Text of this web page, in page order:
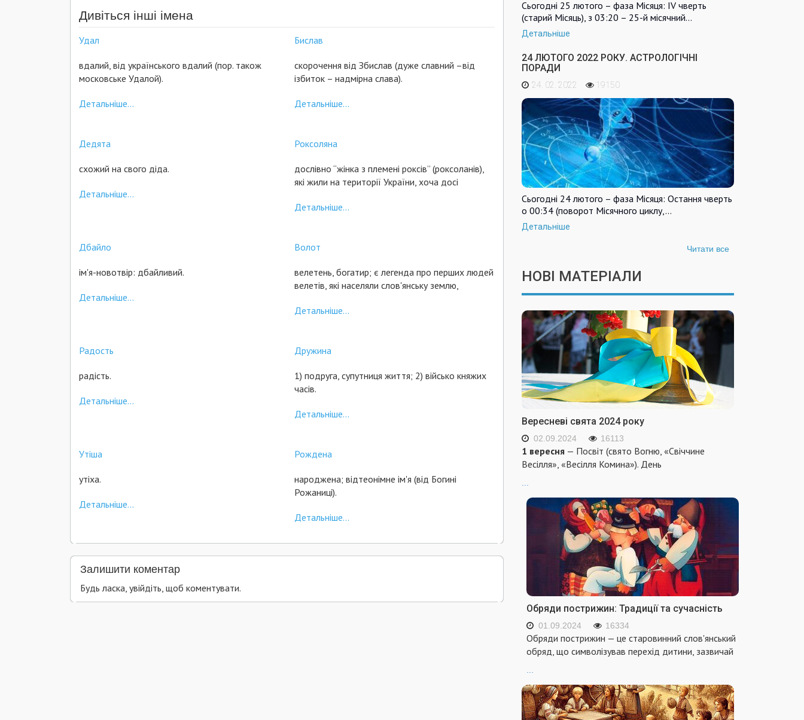
Дивіться інші імена
Удал
вдалий, від українського вдалий (пор. також
московське Удалой).
Детальніше...
Бислав
скорочення від Збислав (дуже славний –від
ізбиток – надмірна слава).
Детальніше...
Дедята
схожий на свого діда.
Детальніше...
Роксоляна
дослівно “жінка з племені роксів” (роксоланів),
які жили на території України, хоча досі
Детальніше...
Дбайло
ім'я-новотвір: дбайливий.
Детальніше...
Волот
велетень, богатир; є легенда про перших людей
велетів, які населяли слов'янську землю,
Детальніше...
Радость
радість.
Детальніше...
Дружина
1) подруга, супутниця життя; 2) військо княжих
часів.
Детальніше...
Утіша
утіха.
Детальніше...
Рождена
народжена; відтеонімне ім'я (від Богині
Рожаниці).
Детальніше...
Залишити коментар
Будь ласка, увійдіть, щоб коментувати.
Сьогодні 25 лютого – фаза Місяця: IV чверть
(старий Місяць), з 03:20 – 25-й місячний…
Детальніше
24 ЛЮТОГО 2022 РОКУ. АСТРОЛОГІЧНІ
ПОРАДИ
24. 02. 2022 19150
Сьогодні 24 лютого – фаза Місяця: Остання чверть
о 00:34 (поворот Місячного циклу,…
Детальніше
Читати все
НОВІ МАТЕРІАЛИ
Вересневі свята 2024 року
02.09.2024 16113
1 вересня — Посвіт (свято Вогню, «Свіччине
Весілля», «Весілля Комина»). День
...
Обряди пострижин: Традиції та сучасність
01.09.2024 16334
Обряди пострижин — це старовинний слов'янський
обряд, що символізував перехід дитини, зазвичай
...